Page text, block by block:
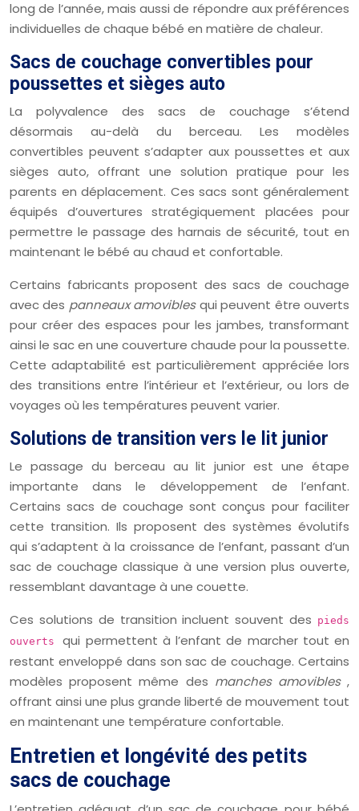
long de l’année, mais aussi de répondre aux préférences
individuelles de chaque bébé en matière de chaleur.
Sacs de couchage convertibles pour
poussettes et sièges auto
La polyvalence des sacs de couchage s’étend
désormais au-delà du berceau. Les modèles
convertibles peuvent s’adapter aux poussettes et aux
sièges auto, offrant une solution pratique pour les
parents en déplacement. Ces sacs sont généralement
équipés d’ouvertures stratégiquement placées pour
permettre le passage des harnais de sécurité, tout en
maintenant le bébé au chaud et confortable.
Certains fabricants proposent des sacs de couchage
avec des panneaux amoviblesqui peuvent être ouverts
pour créer des espaces pour les jambes, transformant
ainsi le sac en une couverture chaude pour la poussette.
Cette adaptabilité est particulièrement appréciée lors
des transitions entre l’intérieur et l’extérieur, ou lors de
voyages où les températures peuvent varier.
Solutions de transition vers le lit junior
Le passage du berceau au lit junior est une étape
importante dans le développement de l’enfant.
Certains sacs de couchage sont conçus pour faciliter
cette transition. Ils proposent des systèmes évolutifs
qui s’adaptent à la croissance de l’enfant, passant d’un
sac de couchage classique à une version plus ouverte,
ressemblant davantage à une couette.
Ces solutions de transition incluent souvent des pieds
ouvertsqui permettent à l’enfant de marcher tout en
restant enveloppé dans son sac de couchage. Certains
modèles proposent même des manches amovibles,
offrant ainsi une plus grande liberté de mouvement tout
en maintenant une température confortable.
Entretien et longévité des petits
sacs de couchage